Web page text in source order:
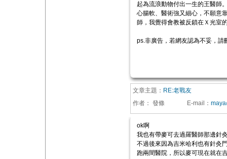
起為流浪動物付出一生的王醫師
心腸軟、醫術強又細心，不願意
師，我覺得會教被反鎖在Ｘ光室
ps.非廣告，若網友認為不妥，請
文章主題： RE:老戰友
作者： 發條 E-mail ：
ok啊
我也有帶麥可去過羅醫師那邊針
不過後來因為吉米哈利也有針灸
跑兩間醫院，所以麥可現在就在